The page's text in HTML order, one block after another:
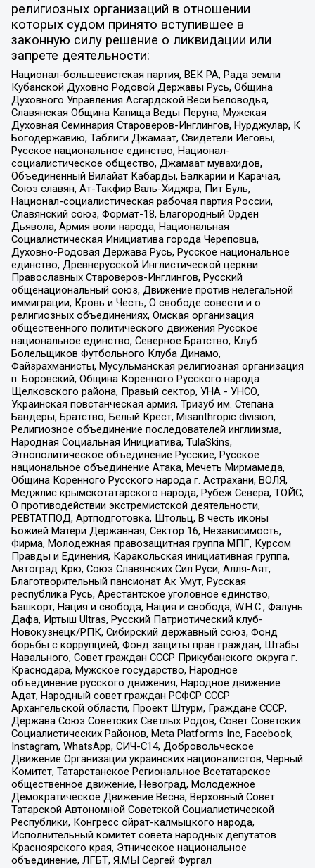
религиозных организаций в отношении
которых судом принято вступившее в
законную силу решение о ликвидации или
запрете деятельности:
Национал-большевистская партия, ВЕК РА, Рада земли
Кубанской Духовно Родовой Державы Русь, Община
Духовного Управления Асгардской Веси Беловодья,
Славянская Община Капища Веды Перуна, Мужская
Духовная Семинария Староверов-Инглингов, Нурджулар, К
Богодержавию, Таблиги Джамаат, Свидетели Иеговы,
Русское национальное единство, Национал-
социалистическое общество, Джамаат мувахидов,
Объединенный Вилайат Кабарды, Балкарии и Карачая,
Союз славян, Ат-Такфир Валь-Хиджра, Пит Буль,
Национал-социалистическая рабочая партия России,
Славянский союз, Формат-18, Благородный Орден
Дьявола, Армия воли народа, Национальная
Социалистическая Инициатива города Череповца,
Духовно-Родовая Держава Русь, Русское национальное
единство, Древнерусской Инглистической церкви
Православных Староверов-Инглингов, Русский
общенациональный союз, Движение против нелегальной
иммиграции, Кровь и Честь, О свободе совести и о
религиозных объединениях, Омская организация
общественного политического движения Русское
национальное единство, Северное Братство, Клуб
Болельщиков Футбольного Клуба Динамо,
Файзрахманисты, Мусульманская религиозная организация
п. Боровский, Община Коренного Русского народа
Щелковского района, Правый сектор, УНА - УНСО,
Украинская повстанческая армия, Тризуб им. Степана
Бандеры, Братство, Белый Крест, Misanthropic division,
Религиозное объединение последователей инглиизма,
Народная Социальная Инициатива, TulaSkins,
Этнополитическое объединение Русские, Русское
национальное объединение Атака, Мечеть Мирмамеда,
Община Коренного Русского народа г. Астрахани, ВОЛЯ,
Меджлис крымскотатарского народа, Рубеж Севера, ТОЙС,
О противодействии экстремистской деятельности,
РЕВТАТПОД, Артподготовка, Штольц, В честь иконы
Божией Матери Державная, Сектор 16, Независимость,
Фирма, Молодежная правозащитная группа МПГ, Курсом
Правды и Единения, Каракольская инициативная группа,
Автоград Крю, Союз Славянских Сил Руси, Алля-Аят,
Благотворительный пансионат Ак Умут, Русская
республика Русь, Арестантское уголовное единство,
Башкорт, Нация и свобода, Нация и свобода, W.H.С., Фалунь
Дафа, Иртыш Ultras, Русский Патриотический клуб-
Новокузнецк/РПК, Сибирский державный союз, Фонд
борьбы с коррупцией, Фонд защиты прав граждан, Штабы
Навального, Совет граждан СССР Прикубанского округа г.
Краснодара, Мужское государство, Народное
объединение русского движения, Народное движение
Адат, Народный совет граждан РСФСР СССР
Архангельской области, Проект Штурм, Граждане СССР,
Держава Союз Советских Светлых Родов, Совет Советских
Социалистических Районов, Meta Platforms Inc, Facebook,
Instagram, WhatsApp, СИЧ-С14, Добровольческое
Движение Организации украинских националистов, Черный
Комитет, Татарстанское Региональное Всетатарское
общественное движение, Невоград, Молодежное
Демократическое Движение Весна, Верховный Совет
Татарской Автономной Советской Социалистической
Республики, Конгресс ойрат-калмыцкого народа,
Исполнительный комитет совета народных депутатов
Красноярского края, Этническое национальное
объединение, ЛГБТ, Я.МЫ Сергей Фургал